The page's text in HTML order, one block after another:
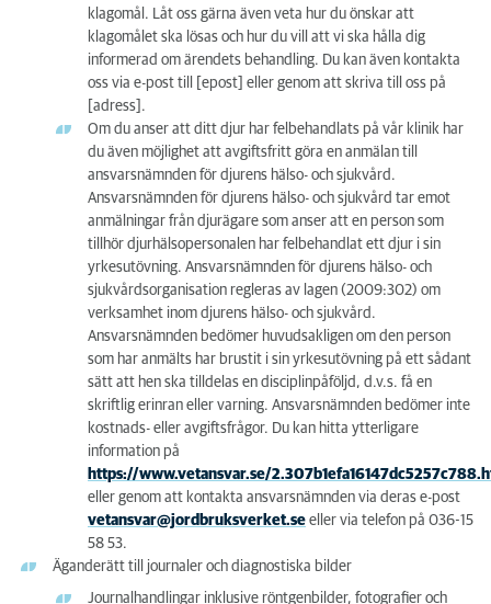
klagomål. Låt oss gärna även veta hur du önskar att
klagomålet ska lösas och hur du vill att vi ska hålla dig
informerad om ärendets behandling. Du kan även kontakta
oss via e-post till [epost] eller genom att skriva till oss på
[adress].
Om du anser att ditt djur har felbehandlats på vår klinik har
du även möjlighet att avgiftsfritt göra en anmälan till
ansvarsnämnden för djurens hälso- och sjukvård.
Ansvarsnämnden för djurens hälso- och sjukvård tar emot
anmälningar från djurägare som anser att en person som
tillhör djurhälsopersonalen har felbehandlat ett djur i sin
yrkesutövning. Ansvarsnämnden för djurens hälso- och
sjukvårdsorganisation regleras av lagen (2009:302) om
verksamhet inom djurens hälso- och sjukvård.
Ansvarsnämnden bedömer huvudsakligen om den person
som har anmälts har brustit i sin yrkesutövning på ett sådant
sätt att hen ska tilldelas en disciplinpåföljd, d.v.s. få en
skriftlig erinran eller varning. Ansvarsnämnden bedömer inte
kostnads- eller avgiftsfrågor. Du kan hitta ytterligare
information på
https://www.vetansvar.se/
eller genom att kontakta ansvarsnämnden via deras e-post
vetansvar@jordbruksverket.se eller via telefon på 036-15
58 53.
Äganderätt till journaler och diagnostiska bilder
Journalhandlingar inklusive röntgenbilder, fotografier och